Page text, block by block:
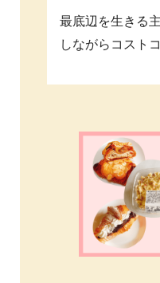
最底辺を生きる
しながらコスト